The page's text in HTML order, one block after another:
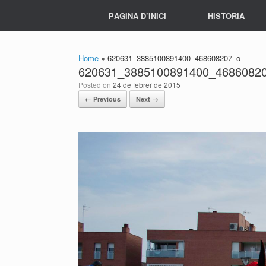
PÀGINA D’INICI HISTÒRIA
Home » 620631_3885100891400_468608207_o
Posted on 24 de febrer de 2015
← Previous Next →